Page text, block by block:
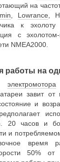
на
Lowrance ,
к
с эхолотом-
NMEA2000.
работы на
электромотора
завит от
и
20 часов и
и
время
50% от